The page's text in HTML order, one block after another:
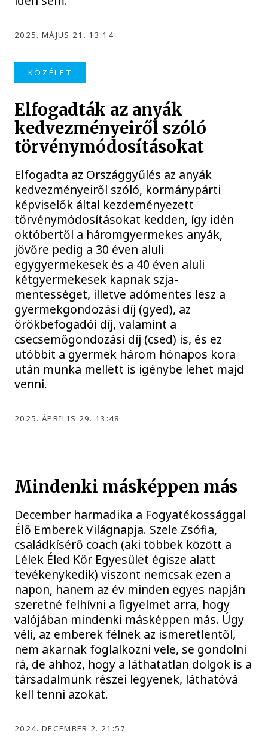
2025. MÁJUS 21. 13:14
KÖZÉLET
Elfogadták az anyák
kedvezményeiről szóló
törvénymódosításokat
Elfogadta az Országgyűlés az anyák
kedvezményeiről szóló, kormánypárti
képviselők által kezdeményezett
törvénymódosításokat kedden, így idén
októbertől a háromgyermekes anyák,
jövőre pedig a 30 éven aluli
egygyermekesek és a 40 éven aluli
kétgyermekesek kapnak szja-
mentességet, illetve adómentes lesz a
gyermekgondozási díj (gyed), az
örökbefogadói díj, valamint a
csecsemőgondozási díj (csed) is, és ez
utóbbit a gyermek három hónapos kora
után munka mellett is igénybe lehet majd
venni.
2025. ÁPRILIS 29. 13:48
Mindenki másképpen más
December harmadika a Fogyatékossággal
Élő Emberek Világnapja. Szele Zsófia,
családkísérő coach (aki többek között a
Lélek Éled Kör Egyesület égisze alatt
tevékenykedik) viszont nemcsak ezen a
napon, hanem az év minden egyes napján
szeretné felhívni a figyelmet arra, hogy
valójában mindenki másképpen más. Úgy
véli, az emberek félnek az ismeretlentől,
nem akarnak foglalkozni vele, se gondolni
rá, de ahhoz, hogy a láthatatlan dolgok is a
társadalmunk részei legyenek, láthatóvá
kell tenni azokat.
2024. DECEMBER 2. 21:57